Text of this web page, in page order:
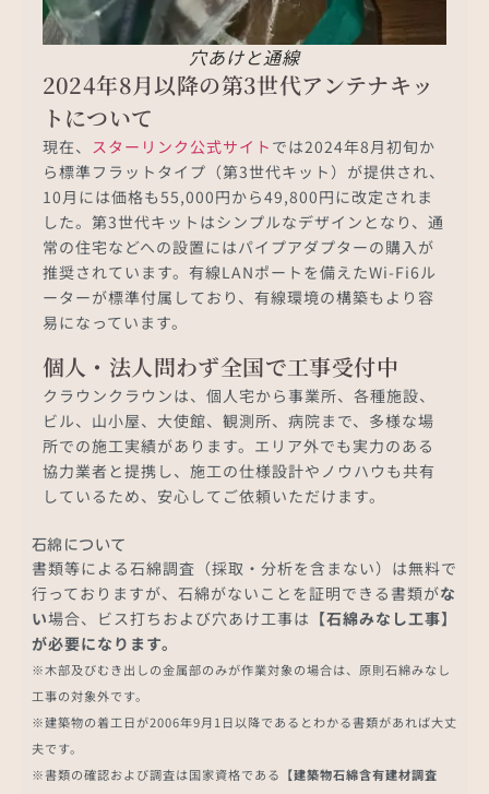
穴あけと通線
2024年8月以降の第3世代アンテナキッ
トについて
現在、 スターリンク公式サイト では2024年8月初旬か
ら標準フラットタイプ（第3世代キット）が提供され、
10月には価格も55,000円から49,800円に改定されま
した。第3世代キットはシンプルなデザインとなり、通
常の住宅などへの設置にはパイプアダプターの購入が
推奨されています。有線LANポートを備えたWi-Fi6ル
ーターが標準付属しており、有線環境の構築もより容
易になっています。
個人・法人問わず全国で工事受付中
クラウンクラウンは、個人宅から事業所、各種施設、
ビル、山小屋、大使館、観測所、病院まで、多様な場
所での施工実績があります。エリア外でも実力のある
協力業者と提携し、施工の仕様設計やノウハウも共有
しているため、安心してご依頼いただけます。
石綿について
書類等による石綿調査（採取・分析を含まない）は無料で
行っておりますが、石綿がないことを証明できる書類がな
い場合、ビス打ちおよび穴あけ工事は 【石綿みなし工事】
が必要になります。
※木部及びむき出しの金属部のみが作業対象の場合は、原則石綿みなし
工事の対象外です。
※建築物の着工日が2006年9月1日以降であるとわかる書類があれば大丈
夫です。
※書類の確認および調査は国家資格である 【建築物石綿含有建材調査